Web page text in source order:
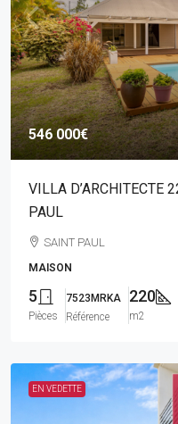
546 000€
VILLA D’ARCHITECTE
PAUL
SAINT PAUL
MAISON
5
Pièces
7523MRKA
Référence
220
m2
EN VEDETTE